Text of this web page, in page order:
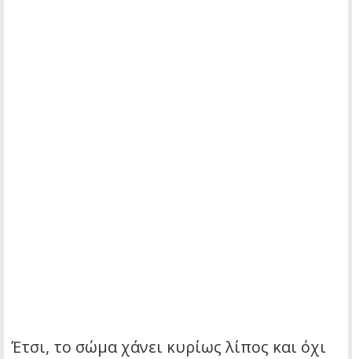
Έτσι, το σώμα χάνει κυρίως λίπος και όχι